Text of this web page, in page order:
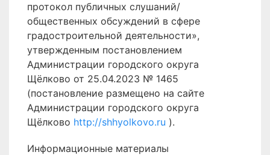
протокол публичных слушаний/
общественных обсуждений в сфере
градостроительной деятельности»,
утвержденным постановлением
Администрации городского округа
Щёлково от 25.04.2023 № 1465
(постановление размещено на сайте
Администрации городского округа
Щёлково http://shhyolkovo.ru ).
Информационные материалы